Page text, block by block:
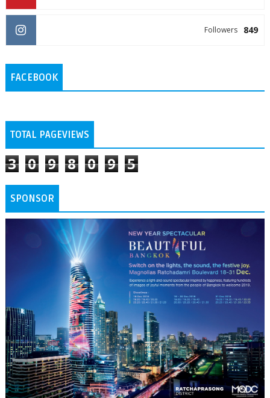
849
Followers
FACEBOOK
TOTAL PAGEVIEWS
3 0 9 8 0 9 5
SPONSOR